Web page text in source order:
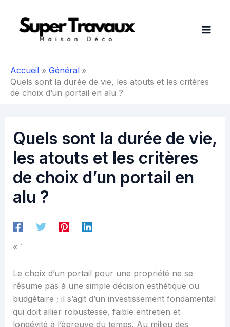
contenu
Accueil
Général
Quels sont la durée de vie, les atouts et les critères
de choix d’un portail en alu ?
Quels sont la durée de vie,
les atouts et les critères
de choix d’un portail en
alu ?
« `
Le choix d’un portail pour une propriété ne se
résume pas à une simple décision esthétique ou
budgétaire ; il s’agit d’un investissement fondamental
qui doit allier robustesse, faible entretien et
longévité à l’épreuve du temps. Au milieu des